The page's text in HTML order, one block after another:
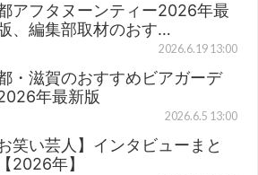
アフタヌーンティー2026年最
、編集部取材のおす…
2026.6.19 13:00
・滋賀のおすすめビアガーデ
年最新版
2026.6.5 13:00
お笑い芸人】インタビューまと
2026年】